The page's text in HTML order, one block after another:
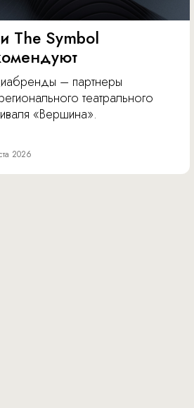
The Symbol
– партнеры
театрального
«Вершина».
2026